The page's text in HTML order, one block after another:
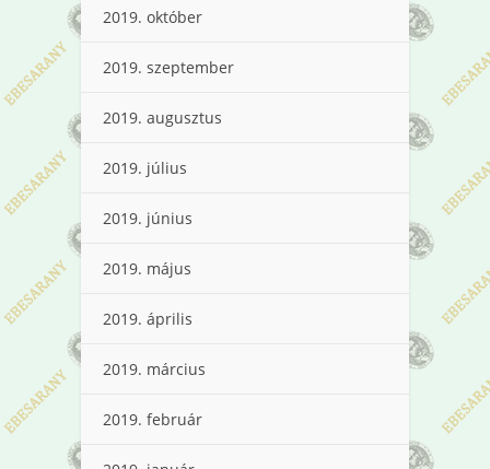
2019. október
2019. szeptember
2019. augusztus
2019. július
2019. június
2019. május
2019. április
2019. március
2019. február